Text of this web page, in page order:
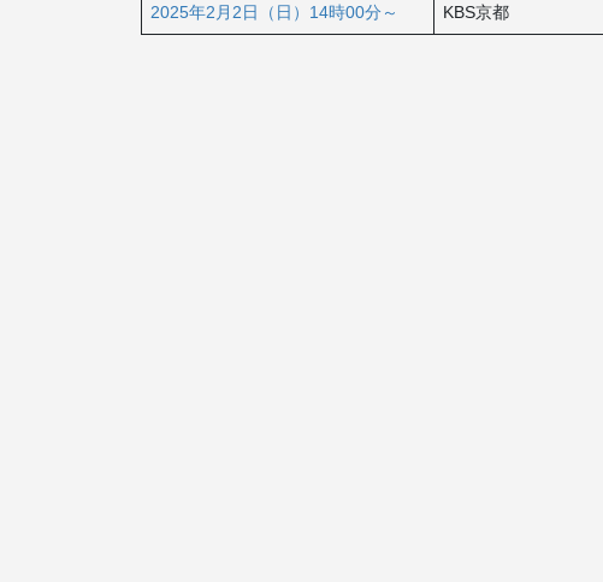
2025年2月2日（日）14時00分～ KBS京都